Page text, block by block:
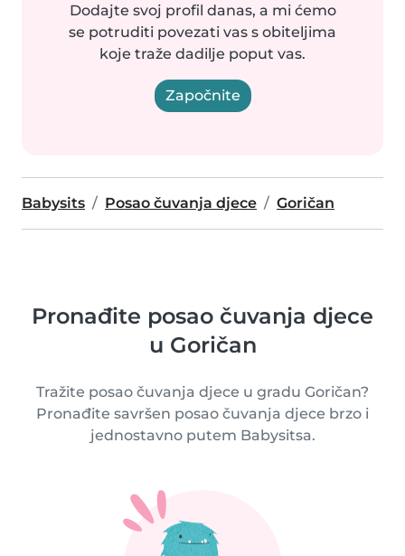
Dodajte svoj profil danas, a mi ćemo
se potruditi povezati vas s obiteljima
koje traže dadilje poput vas.
Započnite
Babysits Posao čuvanja djece Goričan
Pronađite posao čuvanja djece
u Goričan
Tražite posao čuvanja djece u gradu Goričan?
Pronađite savršen posao čuvanja djece brzo i
jednostavno putem Babysitsa.